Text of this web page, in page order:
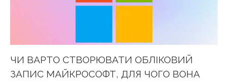
ЧИ ВАРТО СТВОРЮВАТИ ОБЛІКОВИЙ
ЗАПИС МАЙКРОСОФТ, ДЛЯ ЧОГО ВОНА